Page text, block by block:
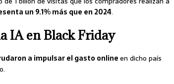
un 9.1% más que en 2024.
IA en Black Friday
a impulsar el gasto onlineen dicho país